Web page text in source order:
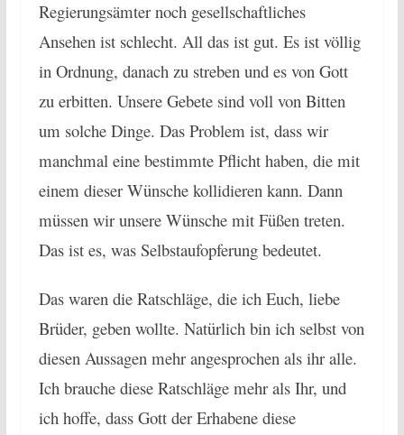
Regierungsämter noch gesellschaftliches
Ansehen ist schlecht. All das ist gut. Es ist völlig
in Ordnung, danach zu streben und es von Gott
zu erbitten. Unsere Gebete sind voll von Bitten
um solche Dinge. Das Problem ist, dass wir
manchmal eine bestimmte Pflicht haben, die mit
einem dieser Wünsche kollidieren kann. Dann
müssen wir unsere Wünsche mit Füßen treten.
Das ist es, was Selbstaufopferung bedeutet.
Das waren die Ratschläge, die ich Euch, liebe
Brüder, geben wollte. Natürlich bin ich selbst von
diesen Aussagen mehr angesprochen als ihr alle.
Ich brauche diese Ratschläge mehr als Ihr, und
ich hoffe, dass Gott der Erhabene diese